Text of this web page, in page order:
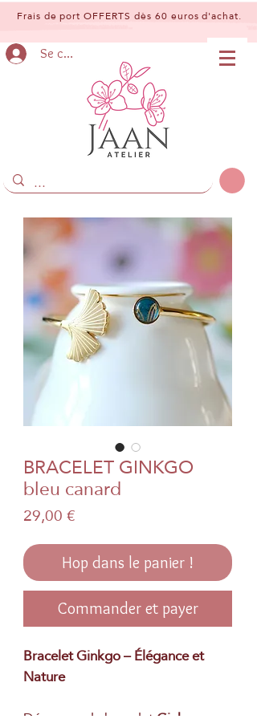
Frais de port OFFERTS dès 60 euros d'achat.
Se connecter
BRACELET GINKGO
bleu canard
29,00 €
Hop dans le panier !
Commander et payer
Bracelet Ginkgo – Élégance et
Nature